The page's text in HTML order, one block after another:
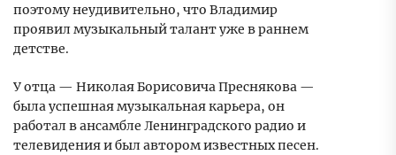
поэтому неудивительно, что Владимир
проявил музыкальный талант уже в раннем
детстве.
У отца — Николая Борисовича Преснякова —
была успешная музыкальная карьера, он
работал в ансамбле Ленинградского радио и
телевидения и был автором известных песен.